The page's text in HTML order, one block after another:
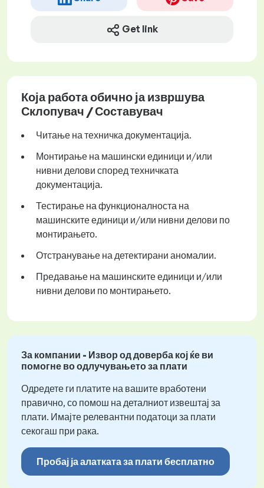
Get link
Која работа обично ја извршува
Склопувач / Составувач
Читање на техничка документација.
Монтирање на машински единици и/или
нивни делови според техничката
документација.
Тестирање на функционалноста на
машинските единици и/или нивни делови по
монтирањето.
Отстранување на детектирани аномалии.
Предавање на машинските единици и/или
нивни делови по монтирањето.
За компании - Извор од доверба кој ќе ви
помогне во одлучувањето за плати
Одредете ги платите на вашите вработени
правично, со помош на деталниот извештај за
плати. Имајте релевантни податоци за плати
секогаш при рака.
Пробај ја алатката за плати бесплатно